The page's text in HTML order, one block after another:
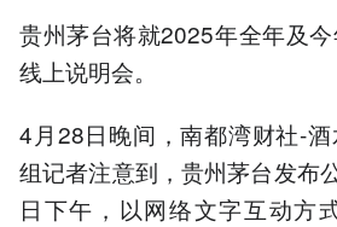
贵州茅台将就2025年全年及
线上说明会。
4月28日晚间，南都湾财社-
组记者注意到，贵州茅台发布
日下午，以网络文字互动方